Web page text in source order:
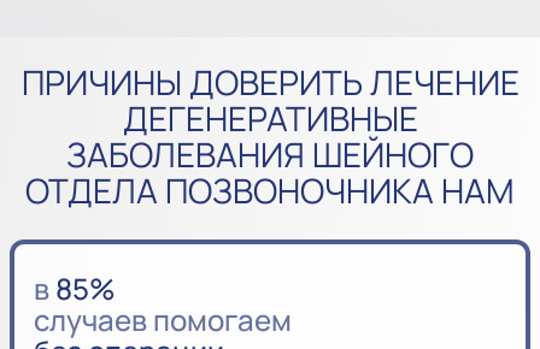
ПРИЧИНЫ ДОВЕРИТЬ ЛЕЧЕНИЕ
ДЕГЕНЕРАТИВНЫЕ
ЗАБОЛЕВАНИЯ ШЕЙНОГО
ОТДЕЛА ПОЗВОНОЧНИКА НАМ
в85%
случаев помогаем